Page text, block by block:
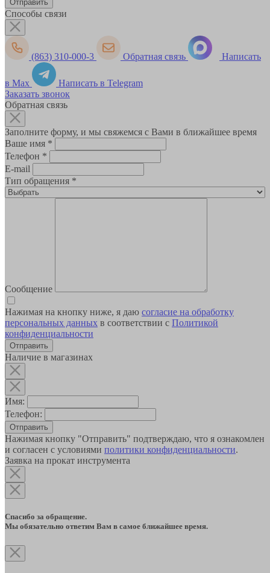
Способы связи
(863) 310-000-3 Обратная связь Написать
в Max
Написать в Telegram
Заказать звонок
Обратная связь
Заполните форму, и мы свяжемся с Вами в ближайшее время
Ваше имя *
Телефон *
E-mail
Тип обращения *
Сообщение
Нажимая на кнопку ниже, я даю согласие на обработку
персональных данных в соответствии с Политикой
конфиденциальности
Наличие в магазинах
Имя:
Телефон:
Отправить
Нажимая кнопку "Отправить" подтверждаю, что я ознакомлен
и согласен с условиями политики конфиденциальности.
Заявка на прокат инструмента
Спасибо за обращение.
Мы обязательно ответим Вам в самое ближайшее время.